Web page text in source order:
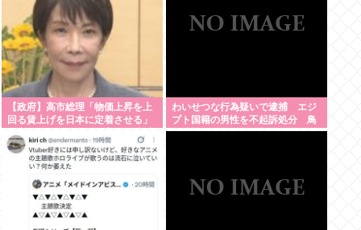
【政府】高市総理「物価上昇を上
回る賃上げを日本に定着させる」
の勧告を受け
わいせつな行為疑いで逮捕 エジ
プト国籍の男性を不起訴処分 鳥
取地検 [8/8]